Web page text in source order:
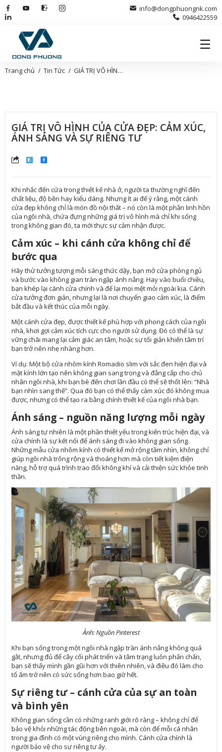
info@dongphuongnk.com
0946422559
Trang chủ Tin Tức GIÁ TRỊ VÔ HÌNH CỦA CỬA ĐẸP: CẢM XÚC, ÁNH SÁNG VÀ SỰ RIÊNG TƯ
GIÁ TRỊ VÔ HÌNH CỦA CỬA ĐẸP: CẢM XÚC,
ÁNH SÁNG VÀ SỰ RIÊNG TƯ
Khi nhắc đến cửa trong thiết kế nhà ở, người ta thường nghĩ đến
chất liệu, độ bền hay kiểu dáng. Nhưng ít ai để ý rằng, một cánh
cửa đẹp không chỉ là món đồ nội thất – nó còn là một phần linh hồn
của ngôi nhà, chứa đựng những giá trị vô hình mà chỉ khi sống
trong không gian đó, ta mới thực sự cảm nhận được.
Cảm xúc – khi cánh cửa không chỉ để
bước qua
Hãy thử tưởng tượng mỗi sáng thức dậy, bạn mở cửa phòng ngủ
và bước vào không gian tràn ngập ánh nắng. Hay vào buổi chiều,
bạn khép lại cánh cửa chính và để lại mọi mệt mỏi ngoài kia. Cánh
cửa tưởng đơn giản, nhưng lại là nơi chuyển giao cảm xúc, là điểm
bắt đầu và kết thúc của mỗi ngày.
Một cánh cửa đẹp, được thiết kế phù hợp với phong cách của ngôi
nhà, khơi gợi cảm xúc tích cực cho người sử dụng. Đó có thể là sự
vững chãi mang lại cảm giác an tâm, hoặc sự tối giản khiến tâm trí
bạn trở nên nhẹ nhàng hơn.
Ví dụ: Một bộ cửa nhôm kính Romadio slim với sắc đen hiện đại và
mặt kính lớn tạo nên không gian sang trọng và đẳng cấp cho chủ
nhân ngôi nhà, khi bạn bè đến chơi lần đầu có thể sẽ thốt lên: “Nhà
bạn nhìn sang thế”. Qua đó bạn có thể thấy cảm xúc đó không mua
được, nhưng có thể tạo ra bằng chính thiết kế của ngôi nhà bạn.
Ánh sáng – nguồn năng lượng mỗi ngày
Ánh sáng tự nhiên là một phần thiết yếu trong kiến trúc hiện đại, và
cửa chính là sự kết nối để ánh sáng đi vào không gian sống.
Những mẫu cửa nhôm kính có thiết kế mở rộng tầm nhìn, không chỉ
giúp ngôi nhà trông rộng và thoáng hơn mà còn tiết kiệm điện
năng, hỗ trợ quá trình trao đổi không khí và cải thiện sức khỏe tinh
thần.
Ảnh: Nguồn Pinterest
Khi bạn sống trong một ngôi nhà ngập tràn ánh nắng không quá
gắt, nhưng đủ để cây cối phát triển và tâm trạng luôn phấn chấn,
bạn sẽ thấy mình gần gũi hơn với thiên nhiên, và điều đó làm cho
tổ ấm trở nên có sức sống hơn bao giờ hết.
Sự riêng tư – cánh cửa của sự an toàn
và bình yên
Không gian sống cần có những ranh giới rõ ràng – không chỉ để
bảo vệ khỏi những tác động bên ngoài, mà còn để mỗi cá nhân
trong gia đình có một vùng riêng cho mình. Cánh cửa chính là
người bảo vệ cho sự riêng tư ấy.